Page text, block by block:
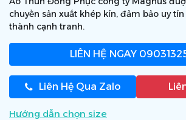
chuyền sản xuất khép kín, đảm bảo uy
thành cạnh tranh.
LIÊN HỆ NGAY
Liên Hệ Qua Zalo
Hướng dẫn chọn size